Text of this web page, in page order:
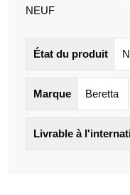
NEUF
État du produit
Marque Beretta
Livrable à